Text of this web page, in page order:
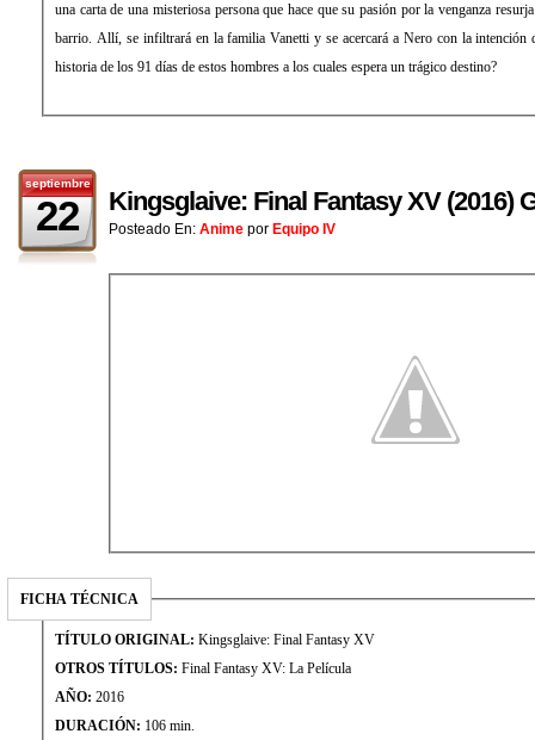
una carta de una misteriosa persona que hace que su pasión por la venganza
barrio. Allí, se infiltrará en la familia Vanetti y se acercará a Nero con la intención
historia de los 91 días de estos hombres a los cuales espera un trágico destino?
septiembre
22 Kingsglaive: Final Fantasy XV (2016)
Posteado En: Anime por Equipo IV
FICHA TÉCNICA
TÍTULO ORIGINAL: Kingsglaive: Final Fantasy XV
OTROS TÍTULOS: Final Fantasy XV: La Película
AÑO: 2016
DURACIÓN: 106 min.